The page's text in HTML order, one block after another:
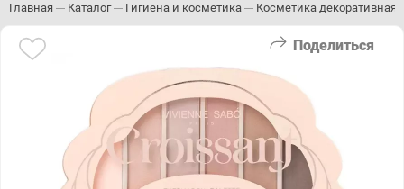
Главная Каталог Гигиена и косметика Косметика декоративная
Поделиться